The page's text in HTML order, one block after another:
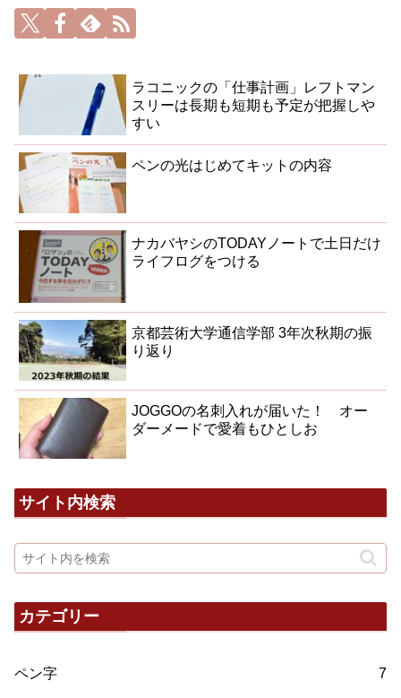
ラコニックの「仕事計画」レフトマン
スリーは長期も短期も予定が把握しや
すい
ペンの光はじめてキットの内容
ナカバヤシのTODAYノートで土日だけ
ライフログをつける
京都芸術大学通信学部 3年次秋期の振
り返り
JOGGOの名刺入れが届いた！ オー
ダーメードで愛着もひとしお
サイト内検索
カテゴリー
ペン字 7